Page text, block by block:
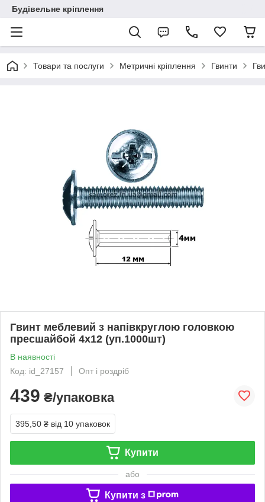
Будівельне кріплення
Товари та послуги Метричні кріплення Гвинти
Гвинт меблевий з напівкруглою головкою
пресшайбой 4х12 (уп.1000шт)
В наявності
Код: id_27157
Опт і роздріб
439 ₴/упаковка
395,50 ₴ від 10 упаковок
Купити
або
Купити з